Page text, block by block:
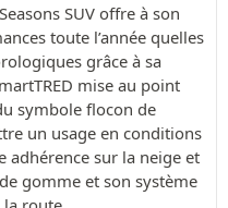
SUV offre à son
toute l’année quelles
grâce à sa
mise au point
symbole flocon de
un usage en conditions
adhérence sur la neige et
gomme et son système